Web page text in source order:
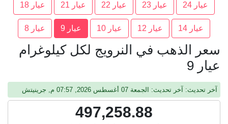
عيار 24 عيار 23 عيار 22 عيار 21 عيار 18
عيار 14 عيار 12 عيار 10 عيار 9 عيار 8
سعر الذهب في النرويج لكل كيلوغرام
عيار 9
آخر تحديث: آخر تحديث: الجمعة 07 أغسطس 2026, 07:57 م, جرينيتش
497,258.88